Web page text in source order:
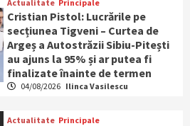
Actualitate Principale
Cristian Pistol: Lucrările pe
secțiunea Tigveni – Curtea de
Argeș a Autostrăzii Sibiu-Pitești
au ajuns la 95% și ar putea fi
finalizate înainte de termen
04/08/2026 Ilinca Vasilescu
Actualitate Principale